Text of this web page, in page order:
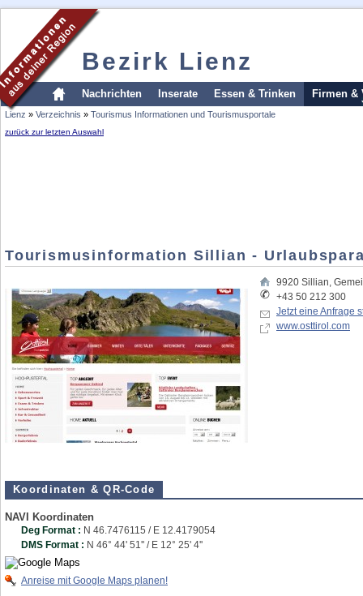
Bezirk Lienz
Nachrichten Inserate Essen & Trinken Firmen &
Lienz » Verzeichnis » Tourismus Informationen und Tourismusportale
zurück zur letzten Auswahl
Tourismusinformation Sillian -
9920 Sillian,
+43 50 212 300
Jetzt eine Anfrage
www.osttirol.com
Koordinaten & QR-Code
NAVI Koordinaten
Deg Format : N 46.7476115 / E 12.4179054
DMS Format : N 46° 44' 51'' / E 12° 25' 4''
Anreise mit Google Maps planen!